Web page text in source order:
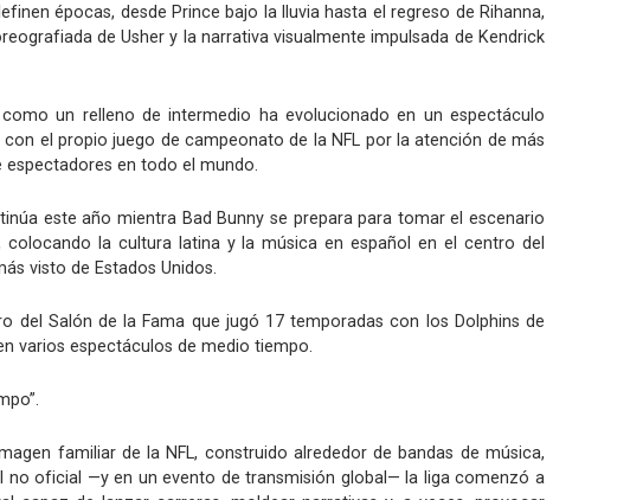
épocas, desde Prince bajo la lluvia hasta el regreso de Rihanna,
de Usher y la narrativa visualmente impulsada de Kendrick
un relleno de intermedio ha evolucionado en un espectáculo
con el propio juego de campeonato de la NFL por la atención de más
espectadores en todo el mundo.
este año mientra Bad Bunny se prepara para tomar el escenario
colocando la cultura latina y la música en español en el centro del
visto de Estados Unidos.
del Salón de la Fama que jugó 17 temporadas con los Dolphins de
varios espectáculos de medio tiempo.
familiar de la NFL, construido alrededor de bandas de música,
no oficial —y en un evento de transmisión global— la liga comenzó a